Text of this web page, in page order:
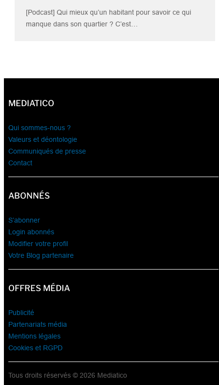
[Podcast] Qui mieux qu’un habitant pour savoir ce qui
manque dans son quartier ? C’est…
MEDIATICO
Qui sommes-nous ?
Valeurs et déontologie
Communiqués de presse
Contact
ABONNÉS
S’abonner
Login abonnés
Modifier votre profil
Votre Blog partenaire
OFFRES MÉDIA
Publicité
Partenariats média
Mentions légales
Cookies et RGPD
Tous droits réservés © 2026 Mediatico